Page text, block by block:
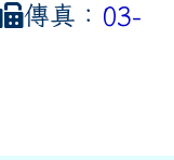
傳真： 03-